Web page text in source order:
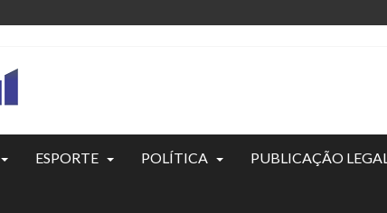
ESPORTE POLÍTICA PUBLICAÇÃO LEGAL